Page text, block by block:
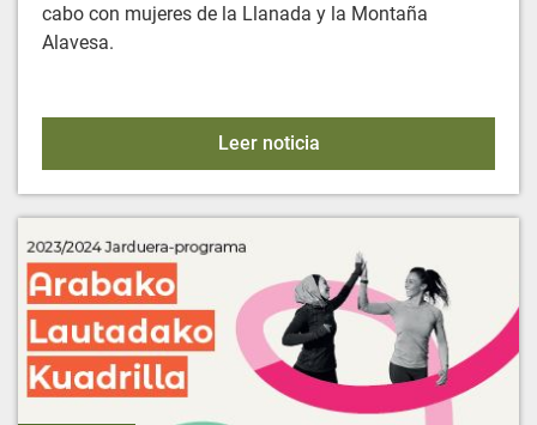
cabo con mujeres de la Llanada y la Montaña
Alavesa.
Leer noticiaFANZINE: "Mujeres y